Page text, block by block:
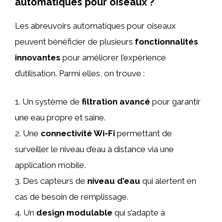
Les abreuvoirs automatiques pour oiseaux
peuvent bénéficier de plusieurs fonctionnalités
innovantes pour améliorer l’expérience
d’utilisation. Parmi elles, on trouve :
1. Un système de filtration avancé pour garantir
une eau propre et saine.
2. Une connectivité Wi-Fi permettant de
surveiller le niveau d’eau à distance via une
application mobile.
3. Des capteurs de niveau d’eau qui alertent en
cas de besoin de remplissage.
4. Un design modulable qui s’adapte à